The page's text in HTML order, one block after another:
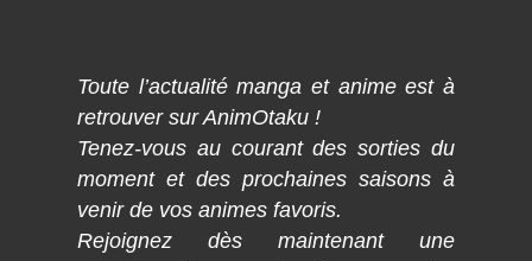
Toute l’actualité manga et anime est à
retrouver sur AnimOtaku !
Tenez-vous au courant des sorties du
moment et des prochaines saisons à
venir de vos animes favoris.
Rejoignez dès maintenant une